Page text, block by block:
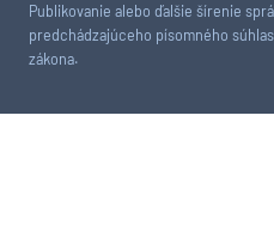
Publikovanie alebo ďalšie šírenie
predchádzajúceho písomného
zákona.